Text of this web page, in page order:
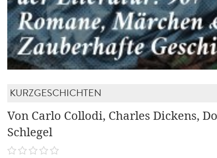
KURZGESCHICHTEN
Von Carlo Collodi, Charles Dickens,
Schlegel